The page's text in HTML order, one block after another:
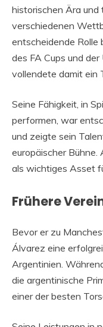
historischen Ära und
verschiedenen
entscheidende Rolle
des FA Cups und
vollendete damit ein
Seine Fähigkeit, in
performen, war
und zeigte sein
europäischer Bühne.
als wichtiges Asset
Frühere
Bevor er zu
Álvarez eine
Argentinien.
die argentinische
einer der besten